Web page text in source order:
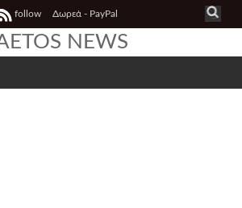
follow Δωρεά - PayPal
NEWS